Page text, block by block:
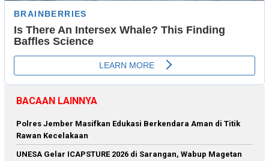
BACAAN LAINNYA
Polres Jember Masifkan Edukasi Berkendara Aman di Titik
Rawan Kecelakaan
‎UNESA Gelar ICAPSTURE 2026 di Sarangan, Wabup Magetan